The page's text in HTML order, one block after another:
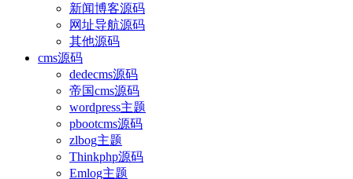
新闻博客源码
网址导航源码
其他源码
cms源码
dedecms源码
帝国cms源码
wordpress主题
pbootcms源码
zlbog主题
Thinkphp源码
Emlog主题